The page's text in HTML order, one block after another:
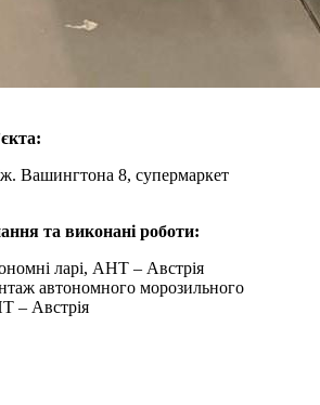
Вашингтона 8, супермаркет
та виконані роботи:
ларі, AHT – Австрія
автономного морозильного
– Австрія